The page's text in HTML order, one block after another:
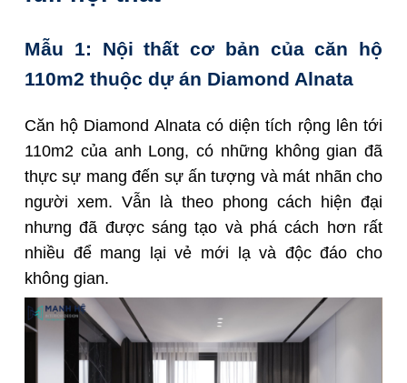
Mẫu 1: Nội thất cơ bản của căn hộ
110m2 thuộc dự án Diamond Alnata
Căn hộ Diamond Alnata có diện tích rộng lên tới
110m2 của anh Long, có những không gian đã
thực sự mang đến sự ấn tượng và mát nhãn cho
người xem. Vẫn là theo phong cách hiện đại
nhưng đã được sáng tạo và phá cách hơn rất
nhiều để mang lại vẻ mới lạ và độc đáo cho
không gian.